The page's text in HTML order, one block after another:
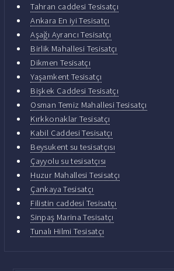
Tahran caddesi Tesisatçı
Ankara En iyi Tesisatçı
Aşağı Ayrancı Tesisatçı
Birlik Mahallesi Tesisatçı
Dikmen Tesisatçı
Yaşamkent Tesisatçı
Bişkek Caddesi Tesisatçı
Osman Temiz Mahallesi Tesisatçı
Kırkkonaklar Tesisatçı
Kabil Caddesi Tesisatçı
Beysukent su tesisatçısı
Çayyolu su tesisatçısı
Huzur Mahallesi Tesisatçı
Çankaya Tesisatçı
Filistin caddesi Tesisatçı
Sinpaş Marina Tesisatçı
Tunalı Hilmi Tesisatçı